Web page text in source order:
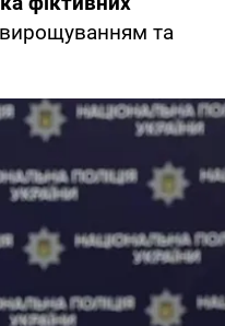
вирощуванням та